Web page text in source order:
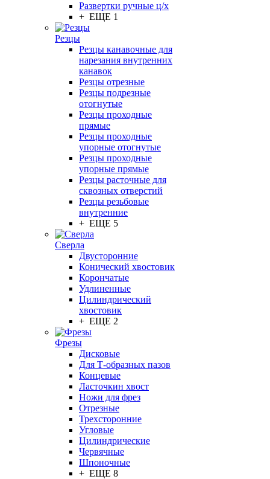
Развертки ручные ц/х
+ ЕЩЕ 1
Резцы
Резцы канавочные для
нарезания внутренних
канавок
Резцы отрезные
Резцы подрезные
отогнутые
Резцы проходные
прямые
Резцы проходные
упорные отогнутые
Резцы проходные
упорные прямые
Резцы расточные для
сквозных отверстий
Резцы резьбовые
внутренние
+ ЕЩЕ 5
Сверла
Двусторонние
Конический хвостовик
Корончатые
Удлиненные
Цилиндрический
хвостовик
+ ЕЩЕ 2
Фрезы
Дисковые
Для Т-образных пазов
Концевые
Ласточкин хвост
Ножи для фрез
Отрезные
Трехсторонние
Угловые
Цилиндрические
Червячные
Шпоночные
+ ЕЩЕ 8